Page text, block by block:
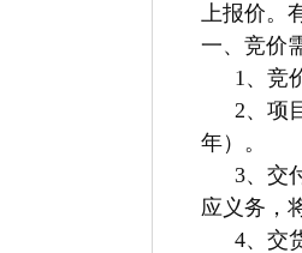
上报价。
一、竞价
1、竞
2、项
年）。
3、交
应义务，
4、交